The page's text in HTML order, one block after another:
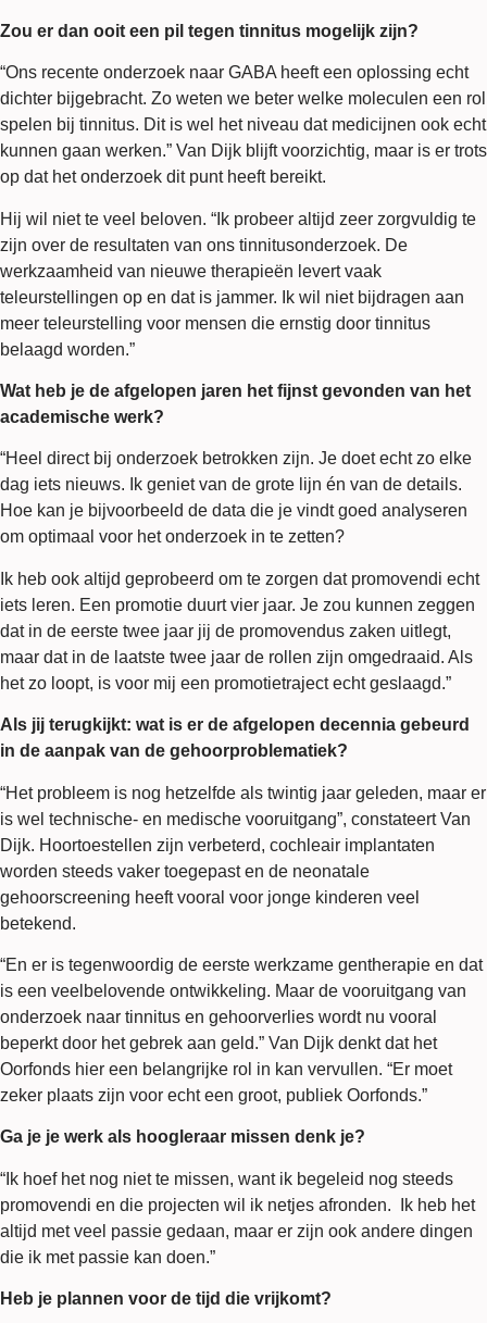
Zou er dan ooit een pil tegen tinnitus mogelijk zijn?
“Ons recente onderzoek naar GABA heeft een oplossing echt
dichter bijgebracht. Zo weten we beter welke moleculen een rol
spelen bij tinnitus. Dit is wel het niveau dat medicijnen ook echt
kunnen gaan werken.” Van Dijk blijft voorzichtig, maar is er trots
op dat het onderzoek dit punt heeft bereikt.
Hij wil niet te veel beloven. “Ik probeer altijd zeer zorgvuldig te
zijn over de resultaten van ons tinnitusonderzoek. De
werkzaamheid van nieuwe therapieën levert vaak
teleurstellingen op en dat is jammer. Ik wil niet bijdragen aan
meer teleurstelling voor mensen die ernstig door tinnitus
belaagd worden.”
Wat heb je de afgelopen jaren het fijnst gevonden van het
academische werk?
“Heel direct bij onderzoek betrokken zijn. Je doet echt zo elke
dag iets nieuws. Ik geniet van de grote lijn én van de details.
Hoe kan je bijvoorbeeld de data die je vindt goed analyseren
om optimaal voor het onderzoek in te zetten?
Ik heb ook altijd geprobeerd om te zorgen dat promovendi echt
iets leren. Een promotie duurt vier jaar. Je zou kunnen zeggen
dat in de eerste twee jaar jij de promovendus zaken uitlegt,
maar dat in de laatste twee jaar de rollen zijn omgedraaid. Als
het zo loopt, is voor mij een promotietraject echt geslaagd.”
Als jij terugkijkt: wat is er de afgelopen decennia gebeurd
in de aanpak van de gehoorproblematiek?
“Het probleem is nog hetzelfde als twintig jaar geleden, maar er
is wel technische- en medische vooruitgang”, constateert Van
Dijk. Hoortoestellen zijn verbeterd, cochleair implantaten
worden steeds vaker toegepast en de neonatale
gehoorscreening heeft vooral voor jonge kinderen veel
betekend.
“En er is tegenwoordig de eerste werkzame gentherapie en dat
is een veelbelovende ontwikkeling. Maar de vooruitgang van
onderzoek naar tinnitus en gehoorverlies wordt nu vooral
beperkt door het gebrek aan geld.” Van Dijk denkt dat het
Oorfonds hier een belangrijke rol in kan vervullen. “Er moet
zeker plaats zijn voor echt een groot, publiek Oorfonds.”
Ga je je werk als hoogleraar missen denk je?
“Ik hoef het nog niet te missen, want ik begeleid nog steeds
promovendi en die projecten wil ik netjes afronden. Ik heb het
altijd met veel passie gedaan, maar er zijn ook andere dingen
die ik met passie kan doen.”
Heb je plannen voor de tijd die vrijkomt?